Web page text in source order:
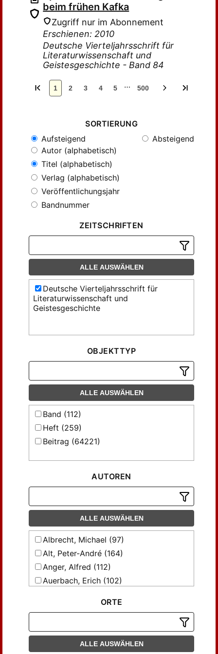
beim frühen Kafka
Zugriff nur im Abonnement
Erschienen: 2010
Deutsche Vierteljahrsschrift für
Literaturwissenschaft und
Geistesgeschichte - Band 84
1 2 3 4 5 … 500
SORTIERUNG
Aufsteigend
Absteigend
Autor (alphabetisch)
Titel (alphabetisch)
Verlag (alphabetisch)
Veröffentlichungsjahr
Bandnummer
ZEITSCHRIFTEN
ALLE AUSWÄHLEN
Deutsche Vierteljahrsschrift für
Literaturwissenschaft und
Geistesgeschichte
OBJEKTTYP
ALLE AUSWÄHLEN
Band (112)
Heft (259)
Beitrag (64221)
AUTOREN
ALLE AUSWÄHLEN
Albrecht, Michael (97)
Alt, Peter-André (164)
Anger, Alfred (112)
Auerbach, Erich (102)
Benz, Ernst (279)
Bietak, Wilhelm (100)
Blasberg, Cornelia (86)
ORTE
ALLE AUSWÄHLEN